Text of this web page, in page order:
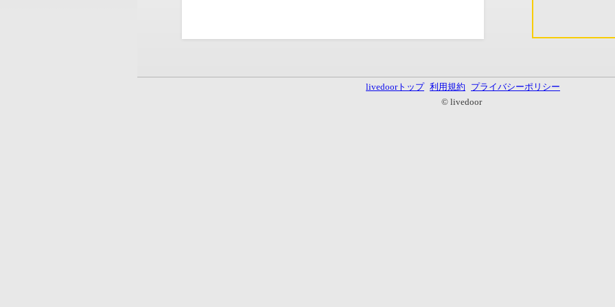
livedoorトップ 利用規約
プライバシーポリシー
© livedoor